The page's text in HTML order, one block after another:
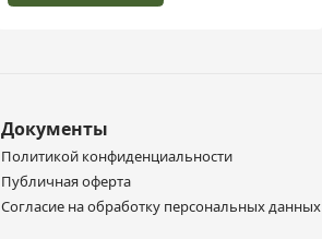
Документы
Политикой конфиденциальности
Публичная оферта
Согласие на обработку персональных данных